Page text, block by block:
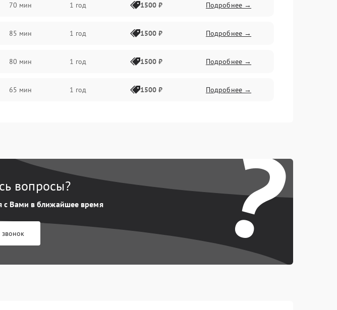
70 мин 1 год 1500 ₽ Подробнее →
85 мин 1 год 1500 ₽ Подробнее →
80 мин 1 год 1500 ₽ Подробнее →
65 мин 1 год 1500 ₽ Подробнее →
?
вопросы?
с Вами в ближайшее время
звонок